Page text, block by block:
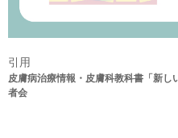
引用
皮膚病治療情報・皮膚科教科書「新し
者会